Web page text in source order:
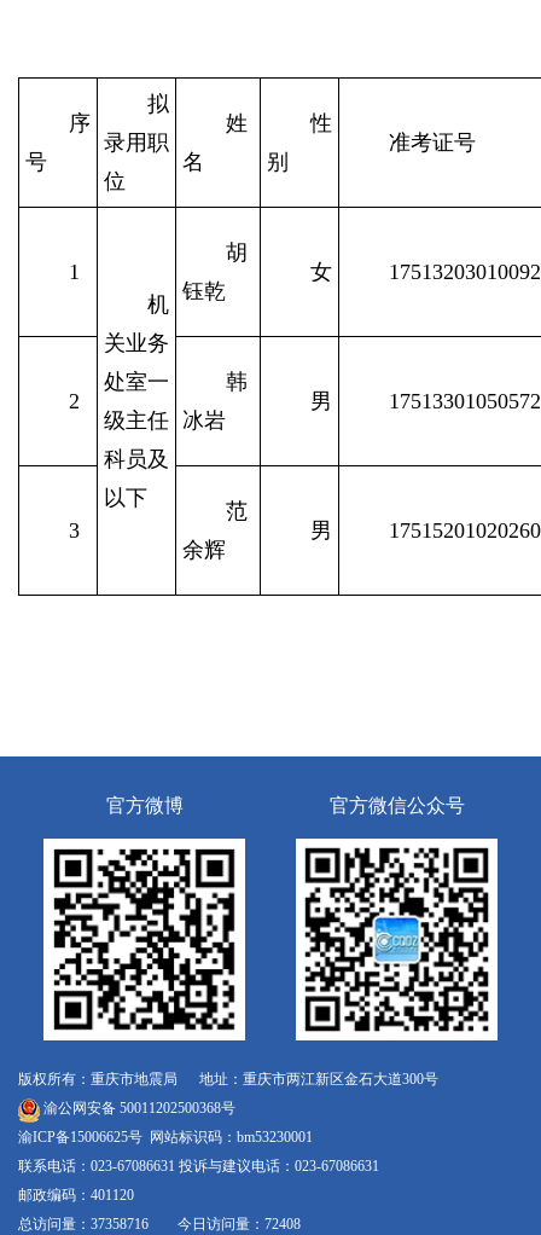
序
号
拟
录用职
位
姓
名
性
别
准考证号
1
机
关业务
处室一
级主任
科员及
以下
胡
钰乾
女
2
韩
冰岩
男
3
范
余辉
男
官方微博 官方微信公众号
版权所有：重庆市地震局 地址：重庆市两江新区金石大道300号
渝公网安备 50011202500368号
渝ICP备15006625号 网站标识码：bm53230001
联系电话：023-67086631 投诉与建议电话：023-67086631
邮政编码：401120
总访问量：37358716 今日访问量：72408